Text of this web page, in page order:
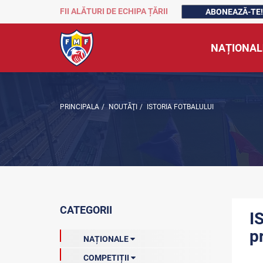
FII ALĂTURI DE ECHIPA ȚĂRII ABONEAZĂ-TE!
PRINCIPALA / NOUTĂŢI / ISTORIA FOTBALULUI
CATEGORII
NAȚIONALE
COMPETIȚII